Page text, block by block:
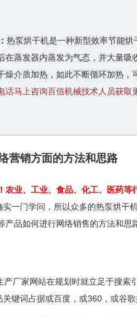
热泵烘干机是一种新型效率节能
蒸发器内蒸发为气态，并大量
燥介质加热，如此不断循环加热
话马上咨询百信机械技术人员获
营销方面的方法和思路
农业、工业、食品、化工、医药
一门学问，所以众多的热泵烘干
品如何进行网络销售的方法和思
厂家网站在规划时就立足于搜索
键词占据或百度，或360，或谷